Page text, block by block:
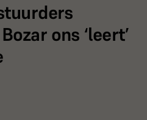
ons ‘leert’